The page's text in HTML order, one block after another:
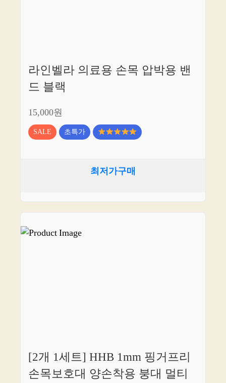
라인벨라 의료용 손목 압박용 밴
드 블랙
15,000원
SALE 초특가
최저가구매
[2개 1세트] HHB 1mm 핑거프리
손목보호대 양손착용 붕대 멀티